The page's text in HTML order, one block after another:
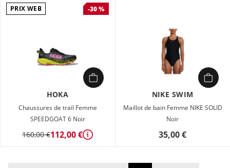
PRIX WEB -30 %
HOKA
Chaussures de trail Femme
SPEEDGOAT 6 Noir
160,00 €112,00 € Détails
NIKE SWIM
Maillot de bain Femme NIKE SOLID
Noir
35,00 €